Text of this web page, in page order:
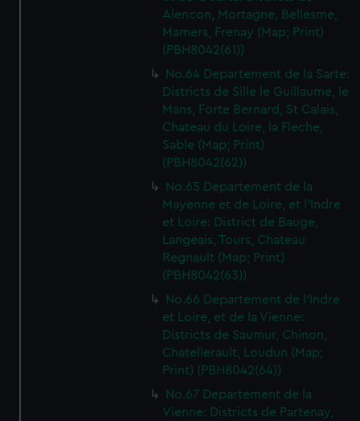
We’d like to use additional cookies to remember your
preferences, understand how our website is used, and to
help us improve it. We may also use cookies to tailor our
marketing to your interests and deliver embedded content
from third-party sources. You can choose to allow all
cookies, change your preferences or opt-out at any time.
Alencon, Mortagne, Bellesme,
Mamers, Frenay (Map; Print)
(PBH8042(61))
No.64 Departement de la Sarte:
Districts de Sille le Guillaume, le
Mans, Forte Bernard, St Calais,
Chateau du Loire, la Fleche,
Sable (Map; Print)
(PBH8042(62))
No.65 Departement de la
Mayenne et de Loire, et l'Indre
et Loire: District de Bauge,
Langeais, Tours, Chateau
Regnault (Map; Print)
(PBH8042(63))
No.66 Departement de l'Indre
et Loire, et de la Vienne:
Districts de Saumur, Chinon,
Chatellerault, Loudun (Map;
Print) (PBH8042(64))
No.67 Departement de la
Vienne: Districts de Partenay,